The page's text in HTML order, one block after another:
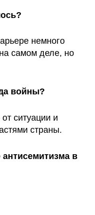
немного
самом деле, но
войны?
страны.